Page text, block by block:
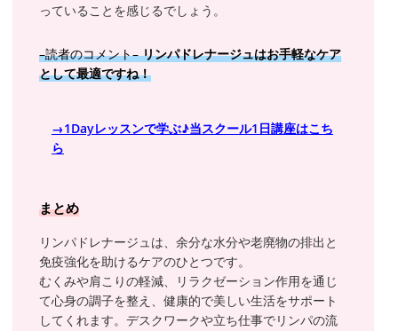
っていることを感じるでしょう。
–読者のコメント–リンパドレナージュはお手軽なケア
として最適ですね！
→1Dayレッスンで学ぶ♪当スクール1日講座はこち
ら
まとめ
リンパドレナージュは、余分な水分や老廃物の排出と
免疫強化を助けるケアのひとつです。
むくみや肩こりの軽減、リラクゼーション作用を通じ
て心身の調子を整え、健康的で美しい生活をサポート
してくれます。デスクワークや立ち仕事でリンパの流